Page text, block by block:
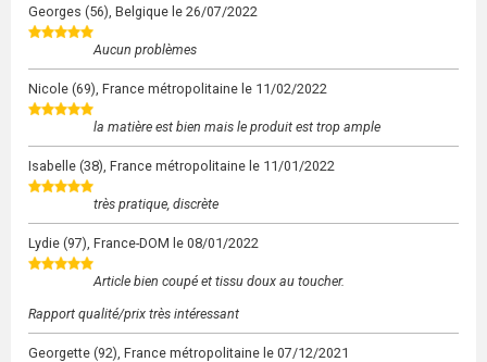
Georges (56), Belgique le 26/07/2022
Aucun problèmes
Nicole (69), France métropolitaine le 11/02/2022
la matière est bien mais le produit est trop ample
Isabelle (38), France métropolitaine le 11/01/2022
très pratique, discrète
Lydie (97), France-DOM le 08/01/2022
Article bien coupé et tissu doux au toucher.
Rapport qualité/prix très intéressant
Georgette (92), France métropolitaine le 07/12/2021